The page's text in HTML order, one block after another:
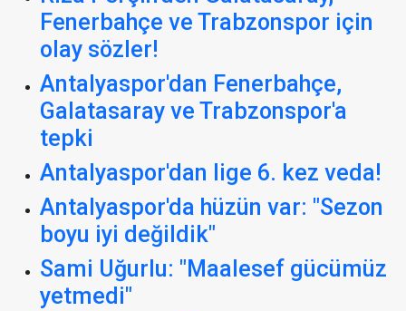
Fenerbahçe ve Trabzonspor için
olay sözler!
Antalyaspor'dan Fenerbahçe,
Galatasaray ve Trabzonspor'a
tepki
Antalyaspor'dan lige 6. kez veda!
Antalyaspor'da hüzün var: "Sezon
boyu iyi değildik"
Sami Uğurlu: "Maalesef gücümüz
yetmedi"